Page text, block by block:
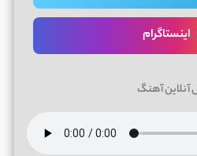
اینستاگرام
آهنگ